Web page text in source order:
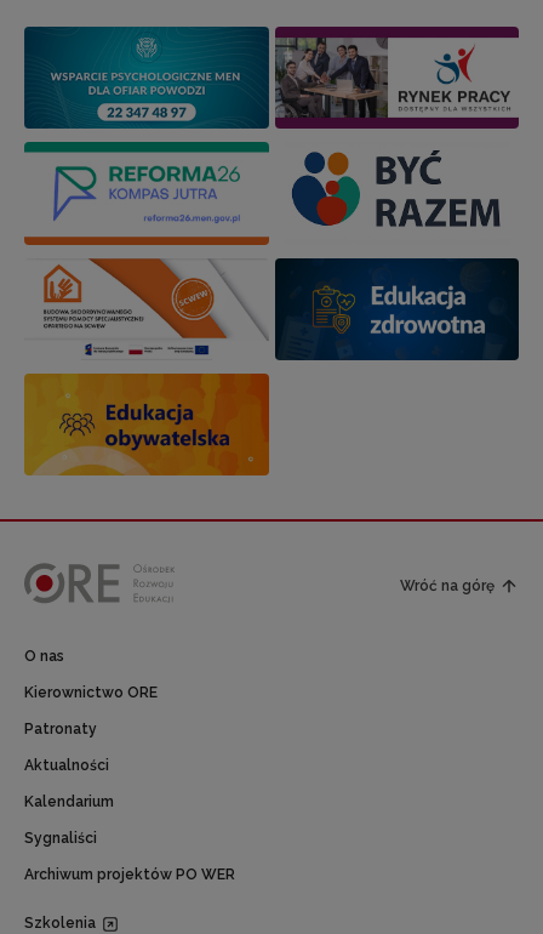
Wróć na górę
O nas
Kierownictwo ORE
Patronaty
Aktualności
Kalendarium
Sygnaliści
Archiwum projektów PO WER
Szkolenia